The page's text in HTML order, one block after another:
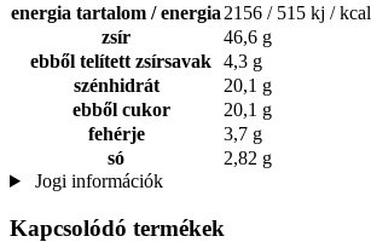
energia tartalom / energia 2156 / 515 kj / kcal
zsír
46,6 g
ebből telített zsírsavak 4,3 g
szénhidrát
20,1 g
ebből cukor
20,1 g
fehérje
3,7 g
só
2,82 g
Jogi információk
Kapcsolódó termékek